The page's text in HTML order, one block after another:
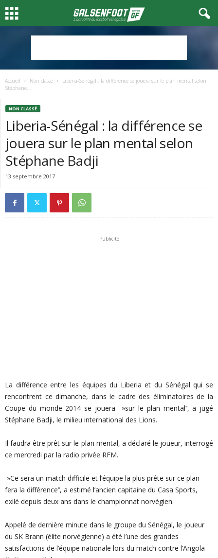
Accueil Non classé
Liberia-Sénégal : la différence se jouera sur le plan mental selon
Stéphane...
NON CLASSÉ
Liberia-Sénégal : la différence se
jouera sur le plan mental selon
Stéphane Badji
13 septembre 2017
Publicité
La différence entre les équipes du Liberia et du Sénégal qui se
rencontrent ce dimanche, dans le cadre des éliminatoires de la
Coupe du monde 2014 se jouera »sur le plan mental’’, a jugé
Stéphane Badji, le milieu international des Lions.
Il faudra être prêt sur le plan mental, a déclaré le joueur, interrogé
ce mercredi par la radio privée RFM.
»Ce sera un match difficile et l’équipe la plus prête sur ce plan
fera la différence’’, a estimé l’ancien capitaine du Casa Sports,
exilé depuis deux ans dans le championnat norvégien.
Appelé de dernière minute dans le groupe du Sénégal, le joueur
du SK Brann (élite norvégienne) a été l’une des grandes
satisfactions de l’équipe nationale lors du match contre l’Angola